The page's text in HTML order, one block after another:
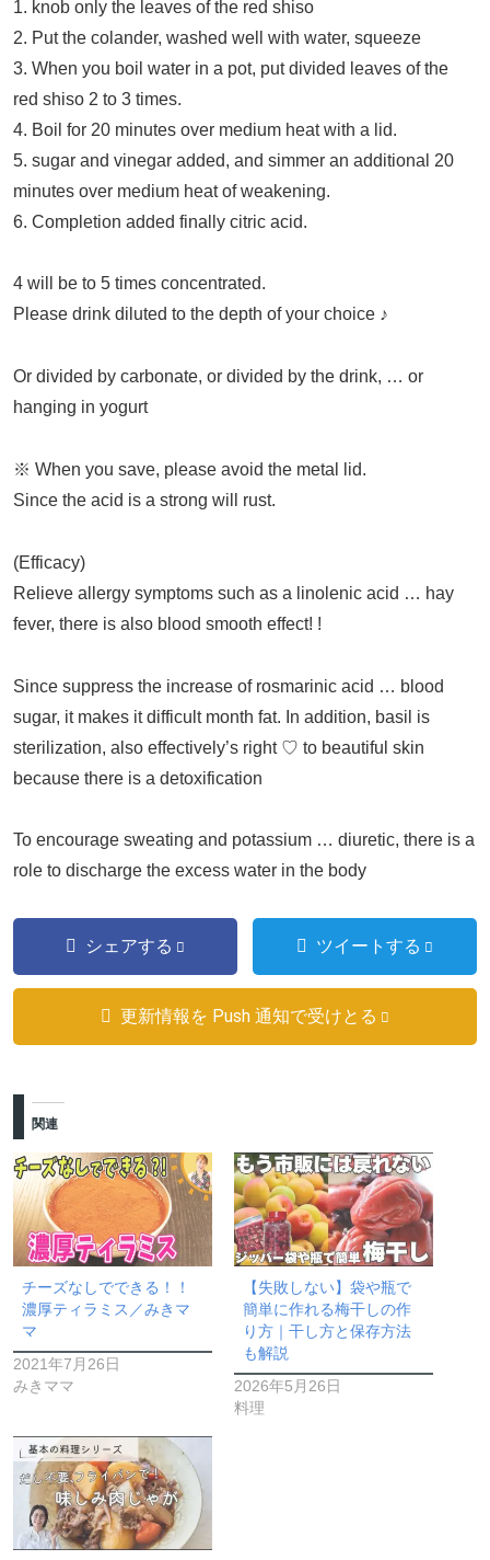
1. knob only the leaves of the red shiso
2. Put the colander, washed well with water, squeeze
3. When you boil water in a pot, put divided leaves of the
red shiso 2 to 3 times.
4. Boil for 20 minutes over medium heat with a lid.
5. sugar and vinegar added, and simmer an additional 20
minutes over medium heat of weakening.
6. Completion added finally citric acid.
4 will be to 5 times concentrated.
Please drink diluted to the depth of your choice ♪
Or divided by carbonate, or divided by the drink, … or
hanging in yogurt
※ When you save, please avoid the metal lid.
Since the acid is a strong will rust.
(Efficacy)
Relieve allergy symptoms such as a linolenic acid … hay
fever, there is also blood smooth effect! !
Since suppress the increase of rosmarinic acid … blood
sugar, it makes it difficult month fat. In addition, basil is
sterilization, also effectively’s right ♡ to beautiful skin
because there is a detoxification
To encourage sweating and potassium … diuretic, there is a
role to discharge the excess water in the body
シェアする ツイートする
更新情報を Push 通知で受けとる
関連
チーズなしでできる！！
濃厚ティラミス／みきマ
マ
2021年7月26日
みきママ
【失敗しない】袋や瓶で
簡単に作れる梅干しの作
り方｜干し方と保存方法
も解説
2026年5月26日
料理